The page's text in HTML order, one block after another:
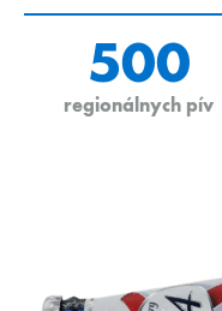
500
regionálnych pív